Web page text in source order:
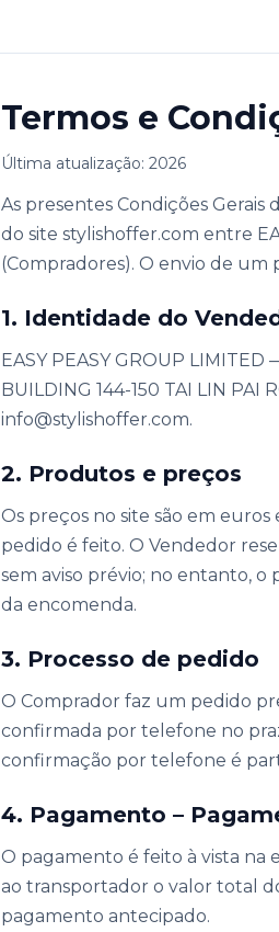
Termos e
Última atualização: 2026
As presentes Condições
do site stylishoffer.com entre
(Compradores). O envio de
1. Identidade do
EASY PEASY GROUP LIMITED
BUILDING 144-150 TAI LIN PAI
info@stylishoffer.com.
2. Produtos e preços
Os preços no site são em
pedido é feito. O Vendedor
sem aviso prévio; no entanto,
da encomenda.
3. Processo de pedido
O Comprador faz um pedido
confirmada por telefone no
confirmação por telefone é
4. Pagamento –
O pagamento é feito à vista
ao transportador o valor total
pagamento antecipado.